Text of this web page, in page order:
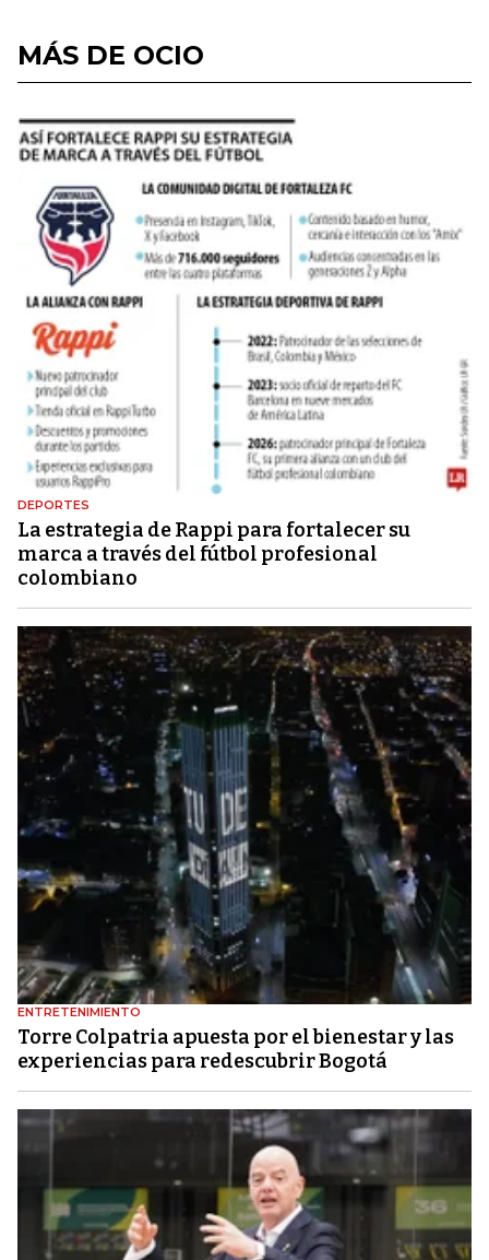
MÁS DE OCIO
DEPORTES
La estrategia de Rappi para fortalecer su
marca a través del fútbol profesional
colombiano
ENTRETENIMIENTO
Torre Colpatria apuesta por el bienestar y las
experiencias para redescubrir Bogotá